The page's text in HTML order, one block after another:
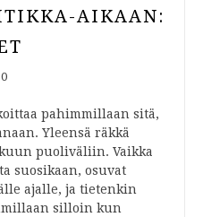
AIKAAN:
pahimmillaan sitä,
Yleensä räkkä
puoliväliin. Vaikka
suosikaan, osuvat
ajalle, ja tietenkin
silloin kun